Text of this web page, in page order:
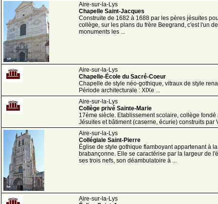
Aire-sur-la-Lys
Chapelle Saint-Jacques
Construite de 1682 à 1688 par les pères jésuites
collège, sur les plans du frère Beegrand, c'est l'un
monuments les ...
Aire-sur-la-Lys
Chapelle-École du Sacré-Coeur
Chapelle de style néo-gothique, vitraux de style
Période architecturale : XIXe ...
Aire-sur-la-Lys
Collège privé Sainte-Marie
17ème siècle. Etablissement scolaire, collège fondé
Jésuites et bâtiment (caserne, écurie) construits par
Aire-sur-la-Lys
Collégiale Saint-Pierre
Église de style gothique flamboyant appartenant à
brabançonne. Elle se caractérise par la largeur de
ses trois nefs, son déambulatoire à ...
Aire-sur-la-Lys